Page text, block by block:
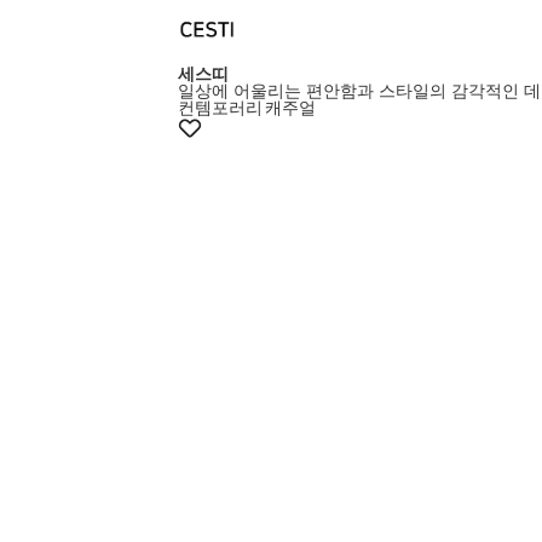
세스띠
일상에 어울리는 편안함과 스타일의 감각적인
컨템포러리 캐주얼